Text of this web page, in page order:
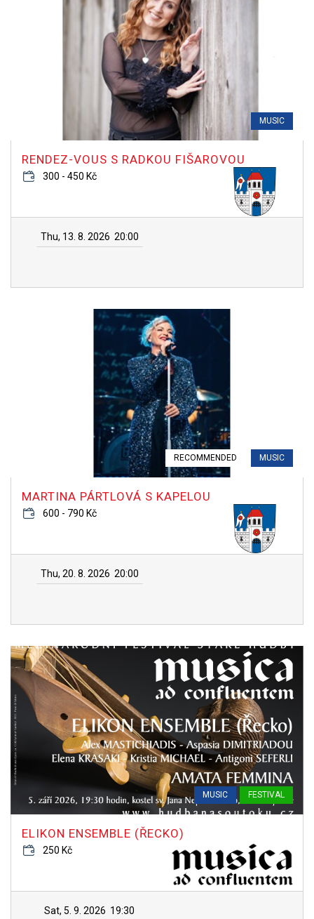
MUSIC
RENDEZ-VOUS S RADKOU FIŠAROVOU
300 - 450 Kč
Thu, 13. 8. 2026 20:00
RECOMMENDED MUSIC
MARTINA PÁRTLOVÁ S KAPELOU
600 - 790 Kč
Thu, 20. 8. 2026 20:00
MUSIC FESTIVAL
ELIKON ENSEMBLE (ŘECKO)
250 Kč
Sat, 5. 9. 2026 19:30